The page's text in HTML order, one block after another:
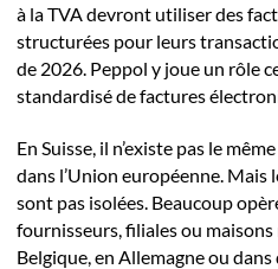
à la TVA devront utiliser des
structurées pour leurs
de 2026. Peppol y joue un rôle
standardisé de factures
En Suisse, il n’existe pas le
dans l’Union européenne. Mais
sont pas isolées. Beaucoup
fournisseurs, filiales ou maisons
Belgique, en Allemagne ou dans